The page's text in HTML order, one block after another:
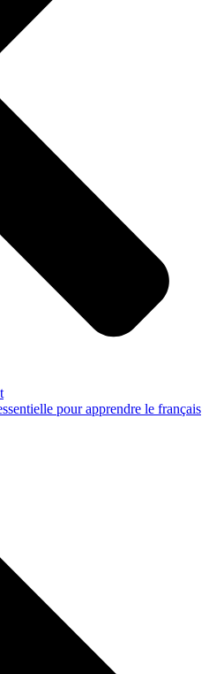
pour apprendre le français